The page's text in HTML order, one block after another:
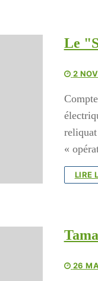
Le
2
«
LIRE
26